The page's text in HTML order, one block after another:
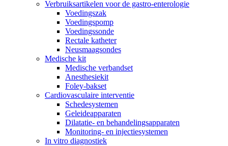
Verbruiksartikelen voor de gastro-enterologie
Voedingszak
Voedingspomp
Voedingssonde
Rectale katheter
Neusmaagsondes
Medische kit
Medische verbandset
Anesthesiekit
Foley-bakset
Cardiovasculaire interventie
Schedesystemen
Geleideapparaten
Dilatatie- en behandelingsapparaten
Monitoring- en injectiesystemen
In vitro diagnostiek